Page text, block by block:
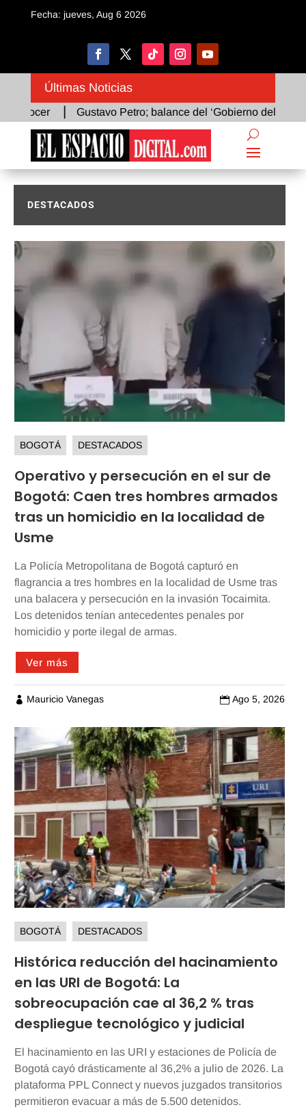
Fecha: jueves, Aug 6 2026
Últimas Noticias
Petro; balance del ‘Gobierno del Cambio’: un
DESTACADOS
BOGOTÁ DESTACADOS
Operativo y persecución en el sur de
Bogotá: Caen tres hombres armados
tras un homicidio en la localidad de
Usme
La Policía Metropolitana de Bogotá capturó en
flagrancia a tres hombres en la localidad de Usme tras
una balacera y persecución en la invasión Tocaimita.
Los detenidos tenían antecedentes penales por
homicidio y porte ilegal de armas.
Ver más
 Mauricio Vanegas  Ago 5, 2026
BOGOTÁ DESTACADOS
Histórica reducción del hacinamiento
en las URI de Bogotá: La
sobreocupación cae al 36,2 % tras
despliegue tecnológico y judicial
El hacinamiento en las URI y estaciones de Policía de
Bogotá cayó drásticamente al 36,2% a julio de 2026. La
plataforma PPL Connect y nuevos juzgados transitorios
permitieron evacuar a más de 5.500 detenidos.